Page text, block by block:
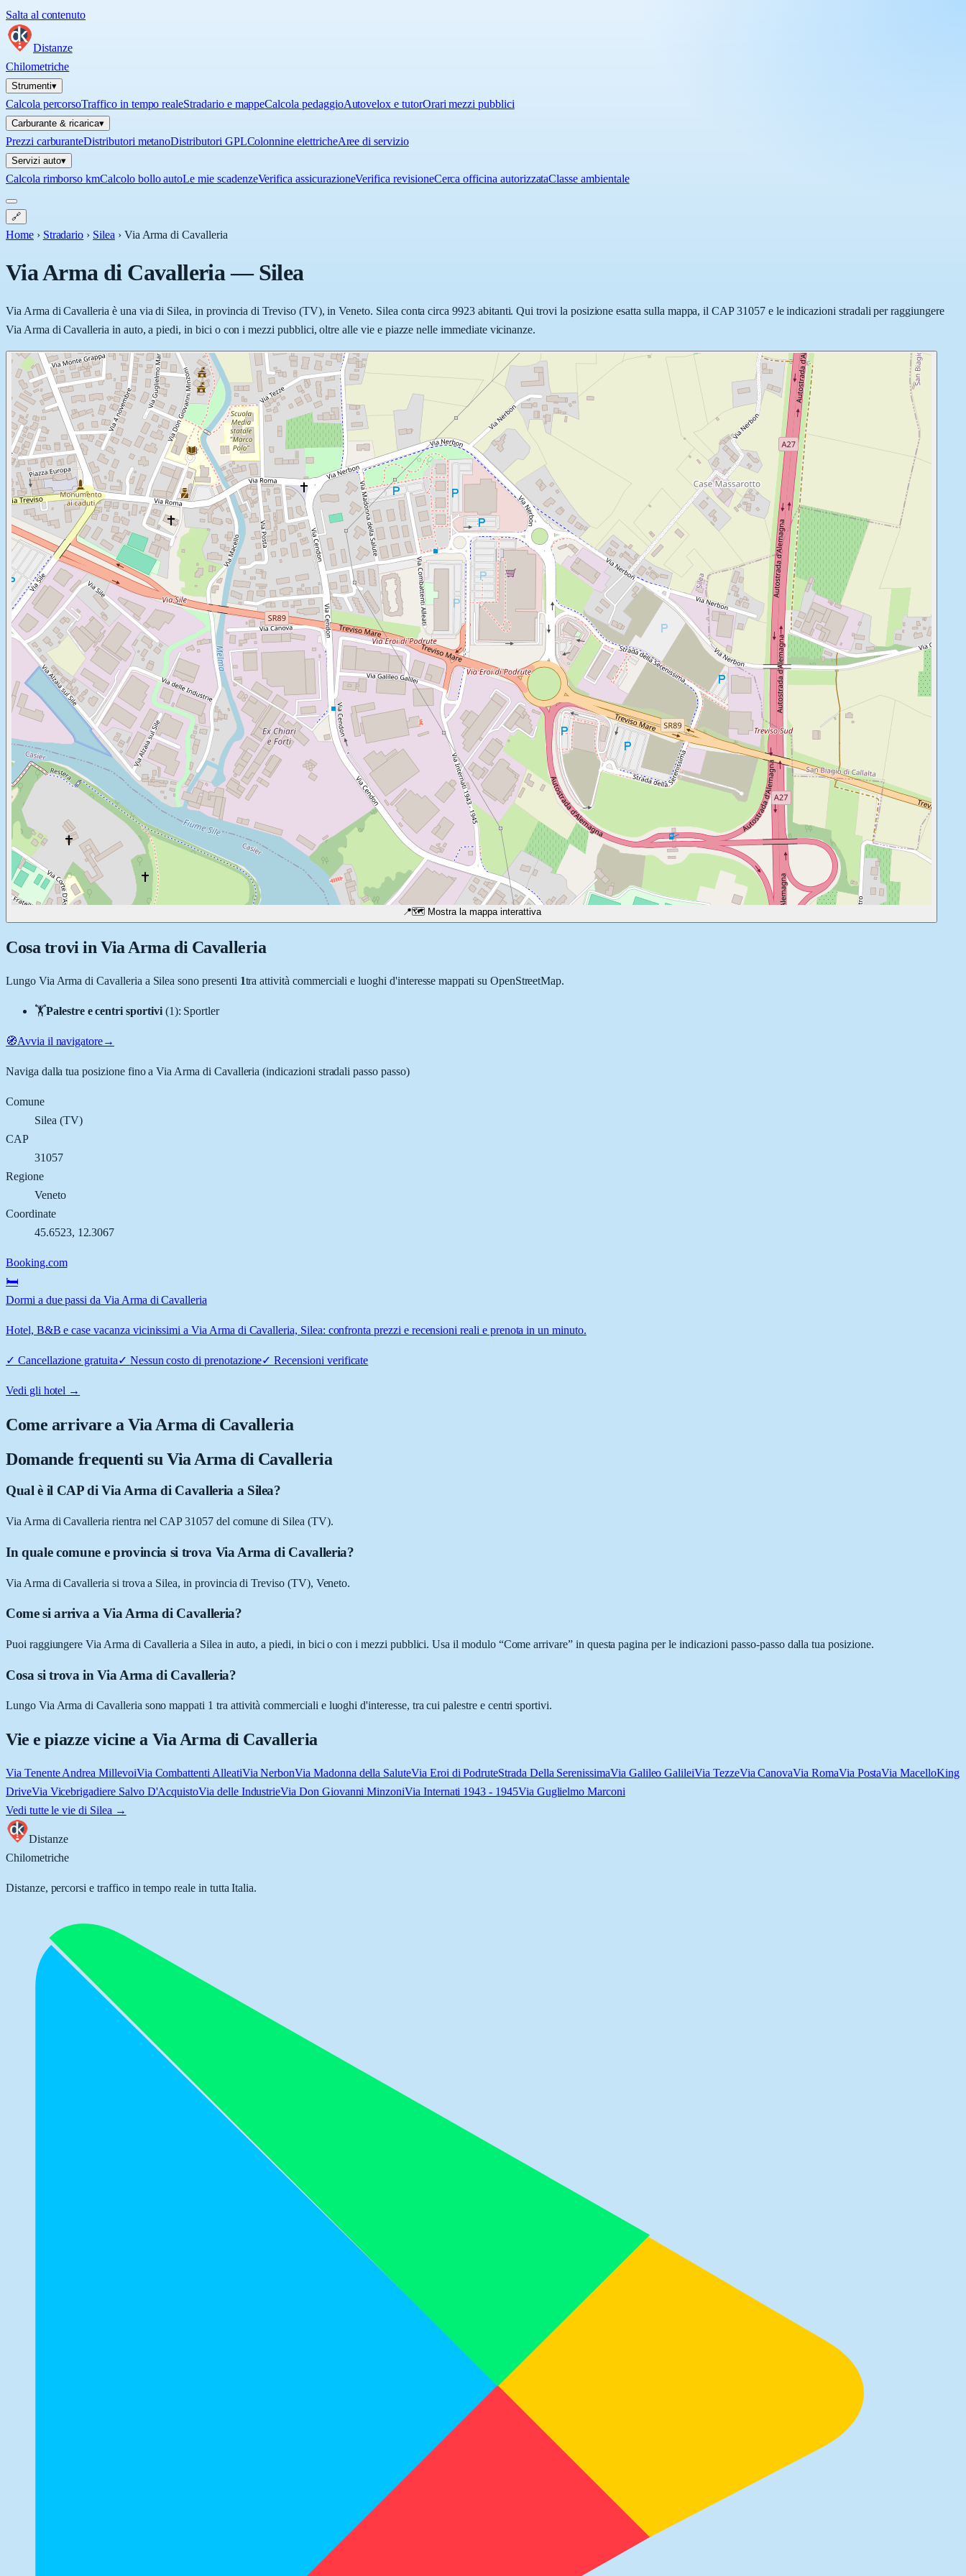
Salta al contenuto
Distanze
Chilometriche
Strumenti▾
Calcola percorsoTraffico in tempo realeStradario e mappeCalcola pedaggioAutovelox e tutorOrari mezzi pubblici
Carburante & ricarica▾
Prezzi carburanteDistributori metanoDistributori GPLColonnine elettricheAree di servizio
Servizi auto▾
Calcola rimborso kmCalcolo bollo autoLe mie scadenzeVerifica assicurazioneVerifica revisioneCerca officina autorizzataClasse ambientale
🔗
Home › Stradario › Silea › Via Arma di Cavalleria
Via Arma di Cavalleria—Silea
Via Arma di Cavalleria è una via di Silea, in provincia di Treviso (TV), in Veneto. Silea conta circa 9923 abitanti. Qui trovi la posizione esatta sulla mappa, il CAP 31057 e le indicazioni stradali per raggiungere
Via Arma di Cavalleria in auto, a piedi, in bici o con i mezzi pubblici, oltre alle vie e piazze nelle immediate vicinanze.
📍🗺️ Mostra la mappa interattiva
Cosa trovi in Via Arma di Cavalleria
Lungo Via Arma di Cavalleria a Silea sono presenti 1tra attività commerciali e luoghi d'interesse mappati su OpenStreetMap.
🏋️Palestre e centri sportivi (1): Sportler
🧭Avvia il navigatore→
Naviga dalla tua posizione fino aVia Arma di Cavalleria (indicazioni stradali passo passo)
Comune
Silea (TV)
CAP
31057
Regione
Veneto
Coordinate
45.6523, 12.3067
Booking.com
🛏️
Dormi a due passi da Via Arma di Cavalleria
Hotel, B&B e case vacanza vicinissimi a Via Arma di Cavalleria, Silea: confronta prezzi e recensioni reali e prenota in un minuto.
✓ Cancellazione gratuita✓ Nessun costo di prenotazione✓Recensioni verificate
Vedi gli hotel →
Come arrivare aVia Arma di Cavalleria
Domande frequenti su Via Arma di Cavalleria
Qual è il CAP di Via Arma di Cavalleria a Silea?
Via Arma di Cavalleria rientra nel CAP 31057 del comune di Silea (TV).
In quale comune e provincia si trova Via Arma di Cavalleria?
Via Arma di Cavalleria si trova a Silea, in provincia di Treviso (TV), Veneto.
Come si arriva a Via Arma di Cavalleria?
Puoi raggiungere Via Arma di Cavalleria a Silea in auto, a piedi, in bici o con i mezzi pubblici. Usa il modulo “Come arrivare” in questa pagina per le indicazioni passo-passo dalla tua posizione.
Cosa si trova in Via Arma di Cavalleria?
Lungo Via Arma di Cavalleria sono mappati 1 tra attività commerciali e luoghi d'interesse, tra cui palestre e centri sportivi.
Vie e piazze vicine a Via Arma di Cavalleria
Via Tenente Andrea MillevoiVia Combattenti AlleatiVia NerbonVia Madonna della SaluteVia Eroi di PodruteStrada Della SerenissimaVia Galileo GalileiVia TezzeVia CanovaVia RomaVia PostaVia MacelloKing
DriveVia Vicebrigadiere Salvo D'AcquistoVia delle IndustrieVia Don Giovanni MinzoniVia Internati 1943 - 1945Via Guglielmo Marconi
Vedi tutte le vie di Silea →
Distanze
Chilometriche
Distanze, percorsi e traffico in tempo reale in tutta Italia.